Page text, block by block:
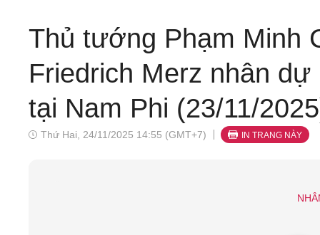
Thủ tướng Phạm Minh
Friedrich Merz nhân
tại Nam Phi (23/11/
Thứ Hai, 24/11/2025 14:55 (GMT+7) IN TRANG NÀY